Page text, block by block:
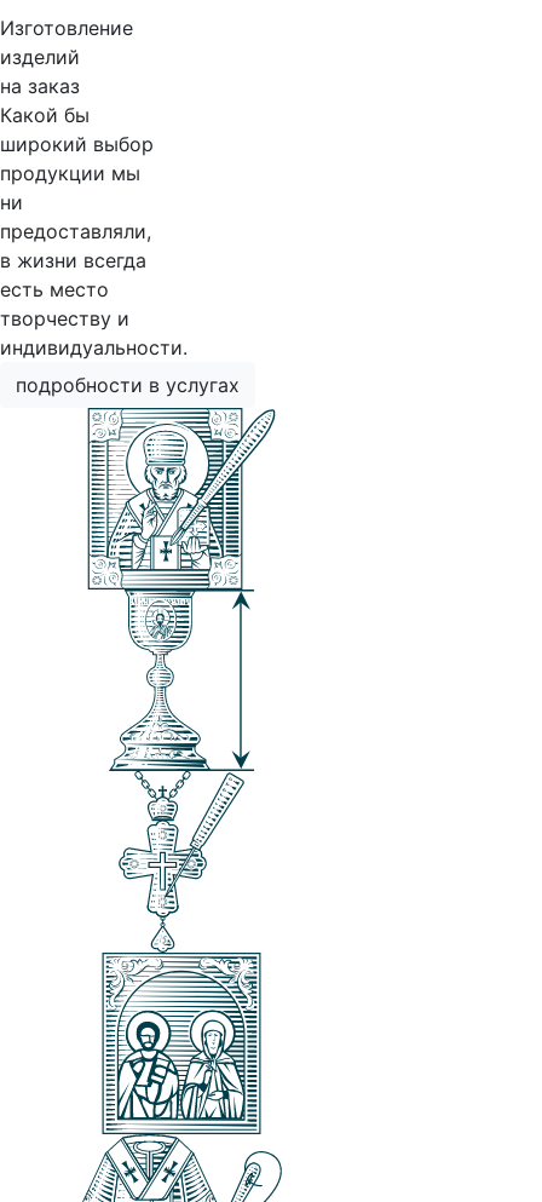
Изготовление
изделий
на заказ
Какой бы
широкий выбор
продукции мы
ни
предоставляли,
в жизни всегда
есть место
творчеству и
индивидуальности.
подробности в услугах